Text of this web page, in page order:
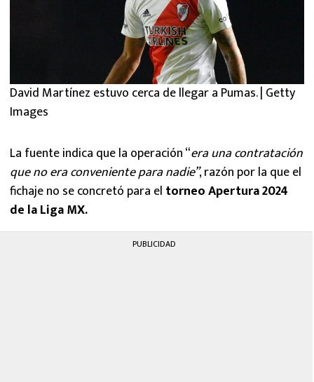
David Martínez estuvo cerca de llegar a Pumas. | Getty
Images
La fuente indica que la operación “era una contratación
que no era conveniente para nadie”, razón por la que el
fichaje no se concretó para el torneo Apertura 2024
de la Liga MX.
PUBLICIDAD